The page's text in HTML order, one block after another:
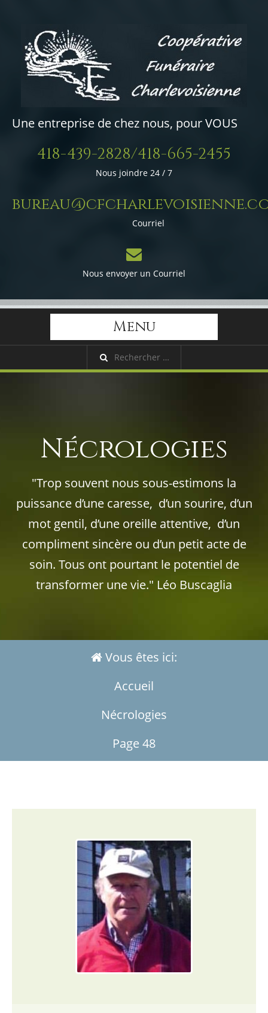
Une entreprise de chez nous, pour VOUS
418-439-2828/418-665-2455
Nous joindre 24 / 7
Courriel
Nous envoyer un Courriel
Menu
Nécrologies
"Trop souvent nous sous-estimons la
puissance d’une caresse, d’un sourire, d’un
mot gentil, d’une oreille attentive, d’un
compliment sincère ou d’un petit acte de
soin. Tous ont pourtant le potentiel de
transformer une vie." Léo Buscaglia
Vous êtes ici:
Accueil
Nécrologies
Page 48